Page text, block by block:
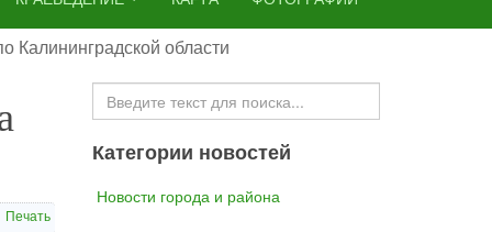
области
Печать
Искать...
Категории новостей
Новости города и района